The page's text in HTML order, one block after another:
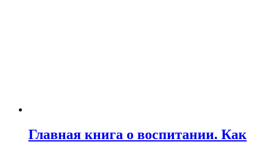
Главная книга о воспитании. Как